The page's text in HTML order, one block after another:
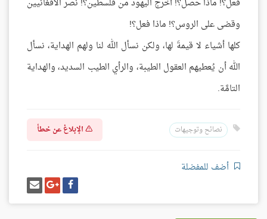
فعل؟! ماذا حصل؟! أخرج اليهود من فلسطين؟! نصر الأفغانيين
وقضى على الروس؟! ماذا فعل؟!
كلها أشياء لا قيمةَ لها، ولكن نسأل الله لنا ولهم الهداية، نسأل
الله أن يُعطيهم العقول الطيبة، والرأي الطيب السديد، والهداية
التامَّة.
نصائح وتوجيهات الإبلاغ عن خطأ
أضف للمفضلة
شارك
على
فيسبوك
شارك
على
غوغل
بلس
إرسل
إيميل